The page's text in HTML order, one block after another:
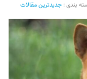
بندی : جدیدترین مقالات